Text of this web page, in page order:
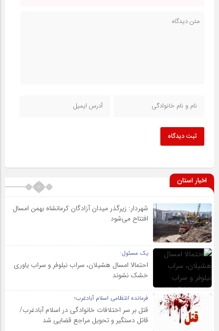
ثبت دیدگاه
اخبار استان
شهردار: زیرگذر میدان آزادگان کرمانشاه بهمن امسال
افتتاح می‌شود
یک مسئول:
احتمالا امسال هشیلان، سراب نیلوفر و سراب یاوری
خشک نشوند
فرمانده انتظامی اسلام آبادغرب؛
قتل بر سر اختلافات خانوادگی در اسلام آبادغرب/
قاتل دستگیر و تحویل مراجع قضایی شد